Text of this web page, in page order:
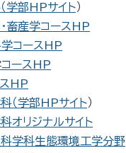
学部HPサイト）
畜産学コースHP
コースHP
ースHP
HP
（学部HPサイト）
オリジナルサイト
学科生態環境工学分野